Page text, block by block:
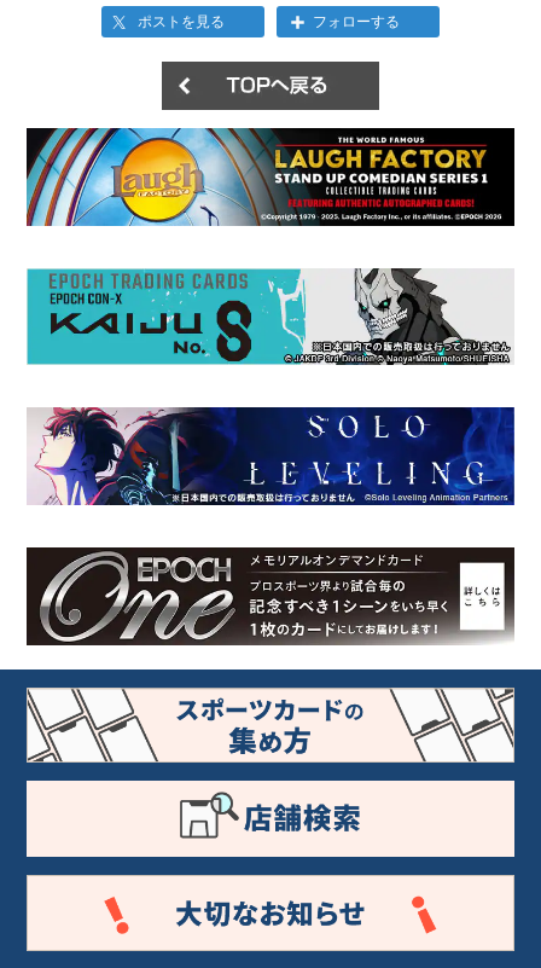
ポストを見る
フォローする